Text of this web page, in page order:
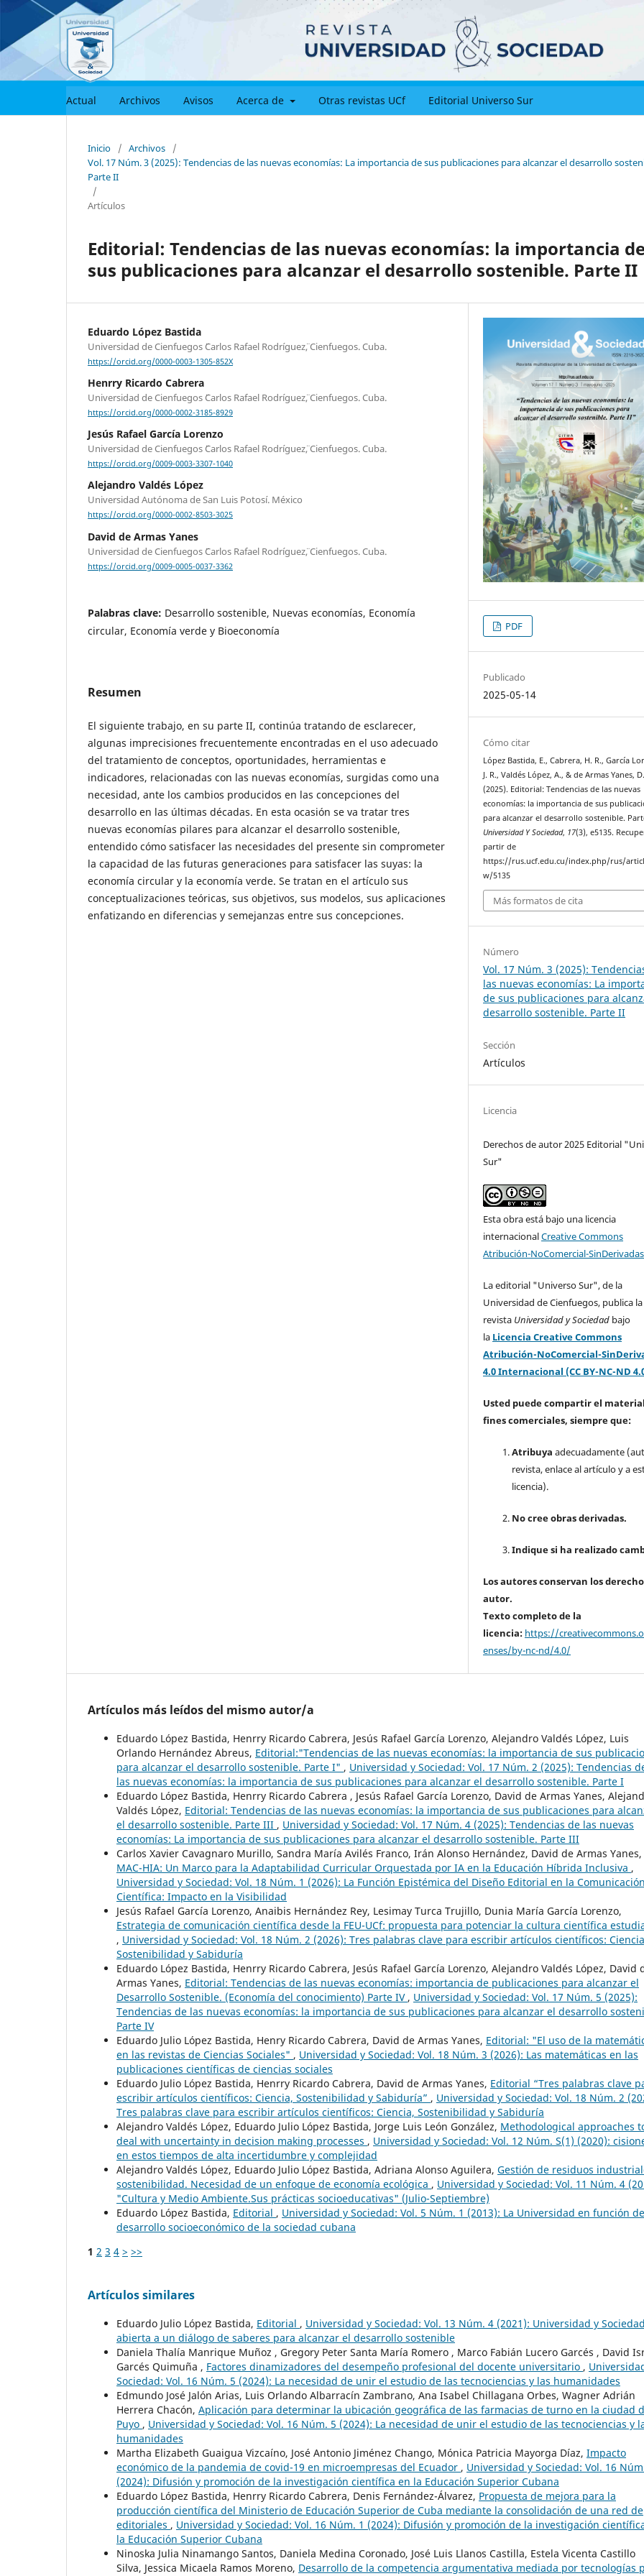
Actual Archivos Avisos Acerca de Otras revistas UCf Editorial Universo Sur
Inicio / Archivos
/
Vol. 17 Núm. 3 (2025): Tendencias de las nuevas economías: La importancia de sus publicaciones para alcanzar el desarrollo
Parte II
/
Artículos
Editorial: Tendencias de las nuevas economías: la importancia
sus publicaciones para alcanzar el desarrollo sostenible. Parte II
Eduardo López Bastida
Universidad de Cienfuegos ¨Carlos Rafael Rodríguez¨, Cienfuegos. Cuba.
https://orcid.org/0000-0003-1305-852X
Henrry Ricardo Cabrera
Universidad de Cienfuegos ¨Carlos Rafael Rodríguez¨, Cienfuegos. Cuba.
https://orcid.org/0000-0002-3185-8929
Jesús Rafael García Lorenzo
Universidad de Cienfuegos ¨Carlos Rafael Rodríguez¨, Cienfuegos. Cuba.
https://orcid.org/0009-0003-3307-1040
Alejandro Valdés López
Universidad Autónoma de San Luis Potosí. México
https://orcid.org/0000-0002-8503-3025
David de Armas Yanes
Universidad de Cienfuegos ¨Carlos Rafael Rodríguez¨, Cienfuegos. Cuba.
https://orcid.org/0009-0005-0037-3362
Palabras clave: Desarrollo sostenible, Nuevas economías, Economía
circular, Economía verde y Bioeconomía
Resumen
El siguiente trabajo, en su parte II, continúa tratando de esclarecer,
algunas imprecisiones frecuentemente encontradas en el uso adecuado
del tratamiento de conceptos, oportunidades, herramientas e
indicadores, relacionadas con las nuevas economías, surgidas como una
necesidad, ante los cambios producidos en las concepciones del
desarrollo en las últimas décadas. En esta ocasión se va tratar tres
nuevas economías pilares para alcanzar el desarrollo sostenible,
entendido cómo satisfacer las necesidades del presente sin comprometer
la capacidad de las futuras generaciones para satisfacer las suyas: la
economía circular y la economía verde. Se tratan en el artículo sus
conceptualizaciones teóricas, sus objetivos, sus modelos, sus aplicaciones
enfatizando en diferencias y semejanzas entre sus concepciones.
PDF
Publicado
2025-05-14
Cómo citar
López Bastida, E., Cabrera, H. R., García
J. R., Valdés López, A., & de Armas Yanes, D.
(2025). Editorial: Tendencias de las nuevas
economías: la importancia de sus
para alcanzar el desarrollo sostenible.
Universidad Y Sociedad, 17(3), e5135.
partir de
https://rus.ucf.edu.cu/index.php/rus/
w/5135
Más formatos de cita
Número
Vol. 17 Núm. 3 (2025):
las nuevas economías: La
de sus publicaciones para
desarrollo sostenible. Parte II
Sección
Artículos
Licencia
Derechos de autor 2025 Editorial
Sur"
Esta obra está bajo una licencia
internacionalCreative Commons
Atribución-NoComercial-
La editorial "Universo Sur", de la
Universidad de Cienfuegos, publica la
revista Universidad y Sociedad bajo
la Licencia Creative Commons
Atribución-NoComercial-
4.0 Internacional (CC BY-NC-ND
Usted puede compartir el
fines comerciales, siempre que:
Atribuya adecuadamente
revista, enlace al artículo y a
licencia).
No cree obras derivadas.
Indique si ha realizado
Los autores conservan los
autor.
Texto completo de la
licencia: https://
enses/by-nc-nd/4.0/
Artículos más leídos del mismo autor/a
Eduardo López Bastida, Henrry Ricardo Cabrera, Jesús Rafael García Lorenzo, Alejandro Valdés López, Luis
Orlando Hernández Abreus, Editorial:"Tendencias de las nuevas economías: la importancia de sus
para alcanzar el desarrollo sostenible. Parte I" , Universidad y Sociedad: Vol. 17 Núm. 2 (2025): Tendencias
las nuevas economías: la importancia de sus publicaciones para alcanzar el desarrollo sostenible. Parte I
Eduardo López Bastida, Henrry Ricardo Cabrera , Jesús Rafael García Lorenzo, David de Armas Yanes,
Valdés López, Editorial: Tendencias de las nuevas economías: la importancia de sus publicaciones para
el desarrollo sostenible. Parte III , Universidad y Sociedad: Vol. 17 Núm. 4 (2025): Tendencias de las nuevas
economías: La importancia de sus publicaciones para alcanzar el desarrollo sostenible. Parte III
Carlos Xavier Cavagnaro Murillo, Sandra María Avilés Franco, Irán Alonso Hernández, David de Armas Yanes,
MAC-HIA: Un Marco para la Adaptabilidad Curricular Orquestada por IA en la Educación Híbrida Inclusiva ,
Universidad y Sociedad: Vol. 18 Núm. 1 (2026): La Función Epistémica del Diseño Editorial en la Comunicación
Científica: Impacto en la Visibilidad
Jesús Rafael García Lorenzo, Anaibis Hernández Rey, Lesimay Turca Trujillo, Dunia María García Lorenzo,
Estrategia de comunicación científica desde la FEU-UCf: propuesta para potenciar la cultura científica
, Universidad y Sociedad: Vol. 18 Núm. 2 (2026): Tres palabras clave para escribir artículos científicos:
Sostenibilidad y Sabiduría
Eduardo López Bastida, Henrry Ricardo Cabrera, Jesús Rafael García Lorenzo, Alejandro Valdés López, David
Armas Yanes, Editorial: Tendencias de las nuevas economías: importancia de publicaciones para alcanzar el
Desarrollo Sostenible. (Economía del conocimiento) Parte IV , Universidad y Sociedad: Vol. 17 Núm. 5 (2025):
Tendencias de las nuevas economías: la importancia de sus publicaciones para alcanzar el desarrollo
Parte IV
Eduardo Julio López Bastida, Henry Ricardo Cabrera, David de Armas Yanes, Editorial: "El uso de la
en las revistas de Ciencias Sociales" , Universidad y Sociedad: Vol. 18 Núm. 3 (2026): Las matemáticas en las
publicaciones científicas de ciencias sociales
Eduardo Julio López Bastida, Henrry Ricardo Cabrera, David de Armas Yanes, Editorial “Tres palabras clave
escribir artículos científicos: Ciencia, Sostenibilidad y Sabiduría” , Universidad y Sociedad: Vol. 18 Núm. 2
Tres palabras clave para escribir artículos científicos: Ciencia, Sostenibilidad y Sabiduría
Alejandro Valdés López, Eduardo Julio López Bastida, Jorge Luis León González, Methodological approaches
deal with uncertainty in decision making processes , Universidad y Sociedad: Vol. 12 Núm. S(1) (2020):
en estos tiempos de alta incertidumbre y complejidad
Alejandro Valdés López, Eduardo Julio López Bastida, Adriana Alonso Aguilera, Gestión de residuos
sostenibilidad. Necesidad de un enfoque de economía ecológica , Universidad y Sociedad: Vol. 11 Núm. 4
"Cultura y Medio Ambiente.Sus prácticas socioeducativas" (Julio-Septiembre)
Eduardo López Bastida, Editorial , Universidad y Sociedad: Vol. 5 Núm. 1 (2013): La Universidad en función
desarrollo socioeconómico de la sociedad cubana
1 2 3 4 > >>
Artículos similares
Eduardo Julio López Bastida, Editorial , Universidad y Sociedad: Vol. 13 Núm. 4 (2021): Universidad y Sociedad
abierta a un diálogo de saberes para alcanzar el desarrollo sostenible
Daniela Thalía Manrique Muñoz , Gregory Peter Santa María Romero , Marco Fabián Lucero Garcés , David
Garcés Quimuña , Factores dinamizadores del desempeño profesional del docente universitario ,
Sociedad: Vol. 16 Núm. 5 (2024): La necesidad de unir el estudio de las tecnociencias y las humanidades
Edmundo José Jalón Arias, Luis Orlando Albarracín Zambrano, Ana Isabel Chillagana Orbes, Wagner Adrián
Herrera Chacón, Aplicación para determinar la ubicación geográfica de las farmacias de turno en la ciudad
Puyo , Universidad y Sociedad: Vol. 16 Núm. 5 (2024): La necesidad de unir el estudio de las tecnociencias y
humanidades
Martha Elizabeth Guaigua Vizcaíno, José Antonio Jiménez Chango, Mónica Patricia Mayorga Díaz, Impacto
económico de la pandemia de covid-19 en microempresas del Ecuador , Universidad y Sociedad: Vol. 16
(2024): Difusión y promoción de la investigación científica en la Educación Superior Cubana
Eduardo López Bastida, Henrry Ricardo Cabrera, Denis Fernández-Álvarez, Propuesta de mejora para la
producción científica del Ministerio de Educación Superior de Cuba mediante la consolidación de una red de
editoriales , Universidad y Sociedad: Vol. 16 Núm. 1 (2024): Difusión y promoción de la investigación
la Educación Superior Cubana
Ninoska Julia Ninamango Santos, Daniela Medina Coronado, José Luis Llanos Castilla, Estela Vicenta Castillo
Silva, Jessica Micaela Ramos Moreno, Desarrollo de la competencia argumentativa mediada por tecnologías